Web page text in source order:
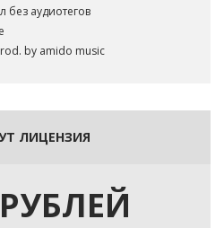
без аудиотегов
by amido music
ЛИЦЕНЗИЯ